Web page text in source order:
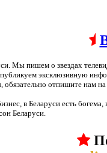
Мы пишем о звездах
эксклюзивную
обязательно отпишите
в Беларуси есть
Беларуси.